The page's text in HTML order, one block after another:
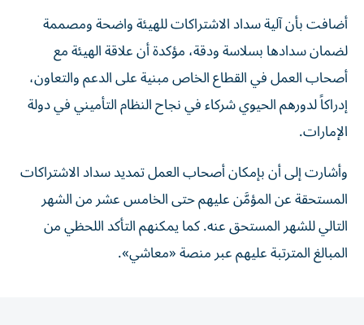
أضافت بأن آلية سداد الاشتراكات للهيئة واضحة ومصممة
لضمان سدادها بسلاسة ودقة، مؤكدة أن علاقة الهيئة مع
أصحاب العمل في القطاع الخاص مبنية على الدعم والتعاون،
إدراكاً لدورهم الحيوي شركاء في نجاح النظام التأميني في دولة
الإمارات.
وأشارت إلى أن بإمكان أصحاب العمل تمديد سداد الاشتراكات
المستحقة عن المؤمَّن عليهم حتى الخامس عشر من الشهر
التالي للشهر المستحق عنه. كما يمكنهم التأكد اللحظي من
المبالغ المترتبة عليهم عبر منصة «معاشي».